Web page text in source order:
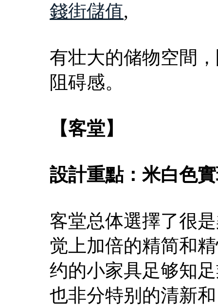
錢街儲值,
有壮大的储物空間
阻碍感。
【客堂】
設計重點：米白色
客堂总体選擇了很
觉上加倍的精简和
约的小家具足够知
也非分特别的清新